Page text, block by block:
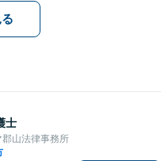
士
山法律事務所